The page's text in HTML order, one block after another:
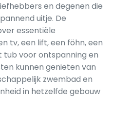
en degenen die
uitje. De
essentiële
tv, een lift, een föhn, een
tub voor ontspanning en
kunnen genieten van
zwembad en
in hetzelfde gebouw